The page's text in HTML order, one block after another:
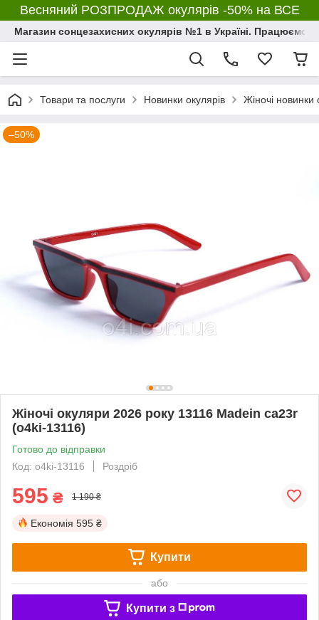
Весняний РОЗПРОДАЖ окулярів -50% на ВСЕ
Магазин сонцезахисних окулярів №1 в Україні. Працюємо з
Товари та послуги Новинки окулярів Жіночі новинки
–50%
Жіночі окуляри 2026 року 13116 Madein ca23r
(o4ki-13116)
Готово до відправки
Код: o4ki-13116
Роздріб
595 ₴ 1 190 ₴
Економія 595 ₴
Купити
або
Купити з